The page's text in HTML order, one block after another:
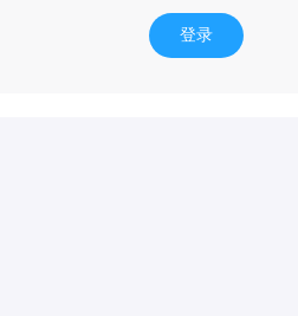
登录